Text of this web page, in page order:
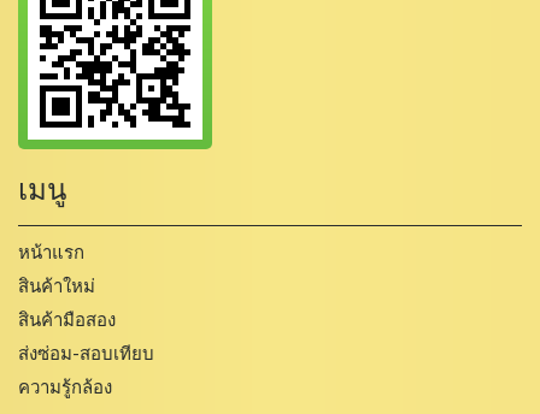
เมนู
หน้าแรก
สินค้าใหม่
สินค้ามือสอง
ส่งซ่อม-สอบเทียบ
ความรู้กล้อง